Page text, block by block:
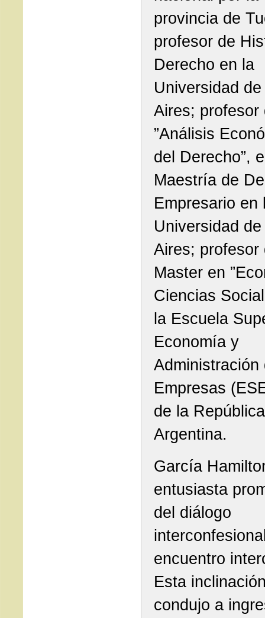
provincia de
profesor de
Derecho en la
Universidad
Aires; profesor
”Análisis
del Derecho”,
Maestría de
Empresario en
Universidad
Aires; profesor
Master en
Ciencias
la Escuela
Economía y
Administración
Empresas
de la República
Argentina.
García
entusiasta
del diálogo
encuentro
Esta
condujo a